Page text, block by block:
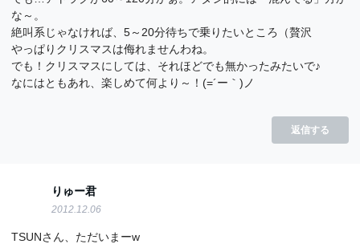
な～。
絶叫系じゃなければ、5～20分待ちで乗りたいところ（贅沢
やっぱりクリスマスは侮れませんわね。
でも！クリスマスにしては、それほどでも無かったみたいで♪
なにはともあれ、楽しめて何より～！(=´ー｀)ノ
返信する
りゅー君
2012.12.06
TSUNさん、ただいまーw